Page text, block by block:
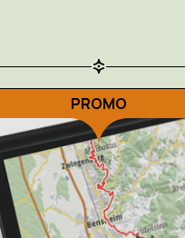
PROMO